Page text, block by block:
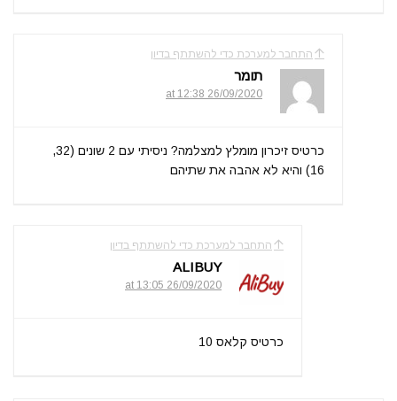
התחבר למערכת כדי להשתתף בדיון
תומר
26/09/2020 at 12:38
כרטיס זיכרון מומלץ למצלמה? ניסיתי עם 2 שונים (32,
16) והיא לא אהבה את שתיהם
התחבר למערכת כדי להשתתף בדיון
ALIBUY
26/09/2020 at 13:05
כרטיס קלאס 10